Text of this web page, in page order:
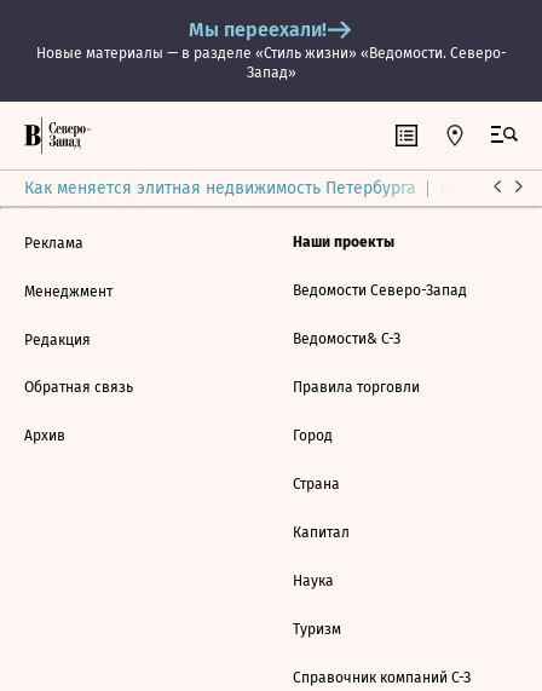
Мы переехали!
Новые материалы — в разделе «Стиль жизни» «Ведомости. Северо-
Запад»
Как меняется элитная недвижимость Петербурга Ситуация
Реклама
Менеджмент
Редакция
Обратная связь
Архив
Наши проекты
Ведомости Северо-Запад
Ведомости& С-З
Правила торговли
Город
Страна
Капитал
Наука
Туризм
Справочник компаний С-З